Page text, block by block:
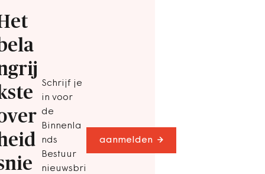
Schrijf je
in voor
de
Binnenla
nds
Bestuur
nieuwsbri
aanmelden